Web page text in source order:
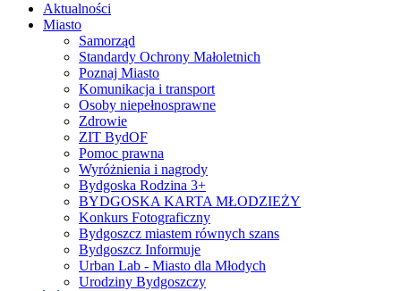
Aktualności
Miasto
Samorząd
Standardy Ochrony Małoletnich
Poznaj Miasto
Komunikacja i transport
Osoby niepełnosprawne
Zdrowie
ZIT BydOF
Pomoc prawna
Wyróżnienia i nagrody
Bydgoska Rodzina 3+
BYDGOSKA KARTA MŁODZIEŻY
Konkurs Fotograficzny
Bydgoszcz miastem równych szans
Bydgoszcz Informuje
Urban Lab - Miasto dla Młodych
Urodziny Bydgoszczy